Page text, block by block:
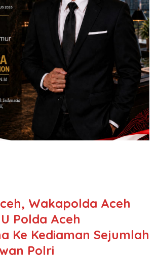
Wakapolda Aceh
Polda Aceh
Ke Kediaman Sejumlah
Polri